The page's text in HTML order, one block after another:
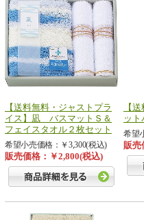
【送料無料・ジャストプラ
イス】凪 バスマットＳ＆
フェイスタオル２枚セット
希望小売価格：￥3,300(税込)
販売価格：￥2,800(税込)
【
ッ
希望
販売